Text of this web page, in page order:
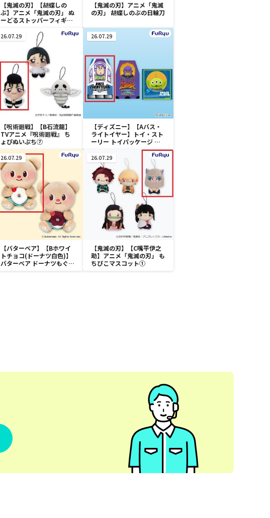
【鬼滅の刃】【胡蝶しの
ぶ】アニメ「鬼滅の刃」 ぬ
ーどるストッパーフィギュ
【鬼滅の刃】アニメ「鬼滅
の刃」 胡蝶しのぶの日輪刀
26.07.29
【呪術廻戦】【B石流龍】
TVアニメ『呪術廻戦』 ち
ょぴぬいぷち⑦
26.07.29
【ディズニー】【Aバス・
ライトイヤー】トイ・スト
ーリー トイパッケージ マ
26.07.29
【バターベア】【Bホワイ
トチョコ(ドーナツ白色)】
バターベア ドーナツもぐも
26.07.29
【鬼滅の刃】【C嘴平伊之
助】アニメ「鬼滅の刃」 も
ちぴこマスコット①